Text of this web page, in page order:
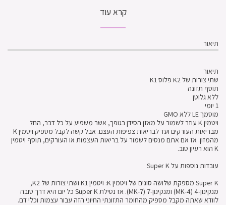
קרא עוד
תיאור
תיאור
שתי צורות של K2 פלוס K1
תוסף תזונה
ללא גלוטן
1 יומי
מוסמך LE ללא GMO
ויטמין K עוזר לשמור על מאזן הסידן בגופך, אשר משפיע על כל דבר, החל
מבריאות העורקים ועד לבריאות צפיפות העצם. אבל קשה לקבל מספיק ויטמין K
מהמזון. אז אם אתם מנסים לשמור על בריאות העצמות או העורקים, תוסף ויטמין
K הוא רעיון טוב.
עובדות נוספות על Super K
Super K מספקת שלושה סוגים של ויטמין K: ויטמין K1 ושתי צורות של K2,
מנקינון-4 (MK-4) ומנקינון-7 (MK-7). אז נטילת Super K כל יום היא דרך טובה
לוודא שאתה מקבל מספיק מהחומר התזונתי החיוני הזה עבור עצמות וכלי דם.